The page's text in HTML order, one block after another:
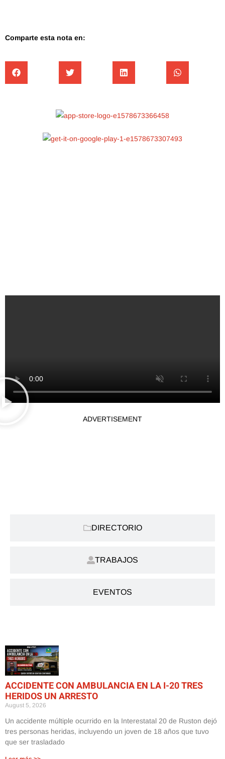
Comparte esta nota en:
ADVERTISEMENT
DIRECTORIO
TRABAJOS
EVENTOS
ACCIDENTE CON AMBULANCIA EN LA I-20 TRES
HERIDOS UN ARRESTO
August 5, 2026
Un accidente múltiple ocurrido en la Interestatal 20 de Ruston dejó
tres personas heridas, incluyendo un joven de 18 años que tuvo
que ser trasladado